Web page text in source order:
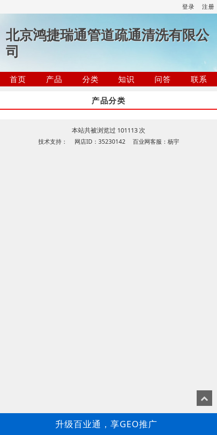
登录 注册
北京鸿捷瑞通管道疏通清洗有限公
司
首页 产品 分类 知识 问答
联系
产品分类
本站共被浏览过 101113 次
技术支持： 网店ID：35230142 百业网客服：杨宇
升级百业通，享GEO推广